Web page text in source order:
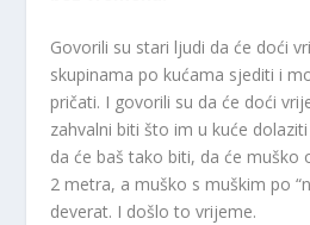
Govorili su stari ljudi da će doći
skupinama po kućama sjediti i
pričati. I govorili su da će doći
zahvalni biti što im u kuće
da će baš tako biti, da će muško
2 metra, a muško s muškim po
deverat. I došlo to vrijeme.